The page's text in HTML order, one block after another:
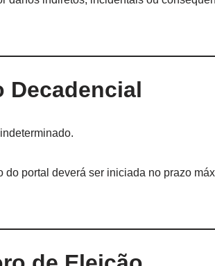
Decadencial
portal deverá ser iniciada no prazo